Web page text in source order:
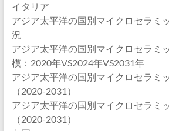
イタリア
アジア太平洋の国別マイクロセラミ
況
アジア太平洋の国別マイクロセラミ
模：2020年VS2024年VS2031年
アジア太平洋の国別マイクロセラミ
（2020-2031）
アジア太平洋の国別マイクロセラミ
（2020-2031）